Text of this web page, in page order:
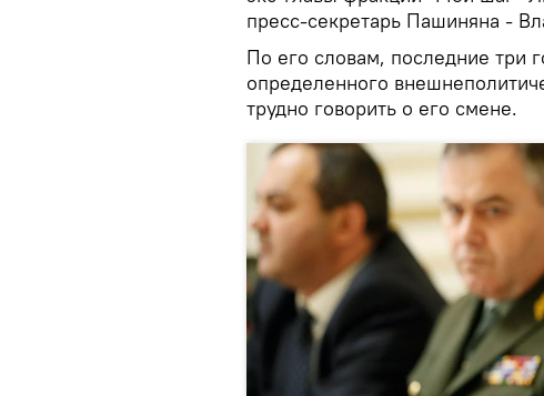
пресс-секретарь Пашиняна -
По его словам, последние три
определенного
трудно говорить о его смене.